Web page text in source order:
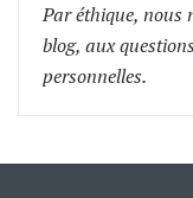
Par éthique, nous
blog, aux
personnelles.